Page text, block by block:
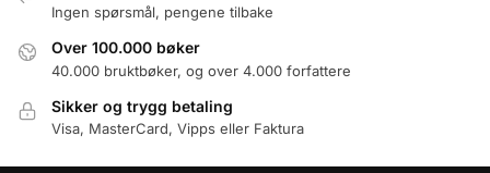
Ingen spørsmål, pengene tilbake
Over 100.000 bøker
40.000 bruktbøker, og over 4.000 forfattere
Sikker og trygg betaling
Visa, MasterCard, Vipps eller Faktura